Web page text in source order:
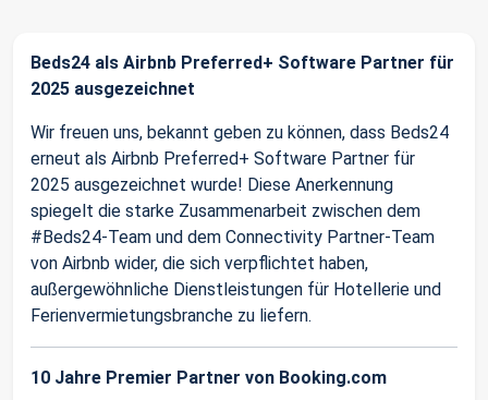
Beds24 als Airbnb Preferred+ Software Partner für
2025 ausgezeichnet
Wir freuen uns, bekannt geben zu können, dass Beds24
erneut als Airbnb Preferred+ Software Partner für
2025 ausgezeichnet wurde! Diese Anerkennung
spiegelt die starke Zusammenarbeit zwischen dem
#Beds24-Team und dem Connectivity Partner-Team
von Airbnb wider, die sich verpflichtet haben,
außergewöhnliche Dienstleistungen für Hotellerie und
Ferienvermietungsbranche zu liefern.
10 Jahre Premier Partner von Booking.com